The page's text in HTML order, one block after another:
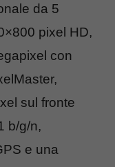
da 5
pixel HD,
con
sul fronte
b/g/n,
e una